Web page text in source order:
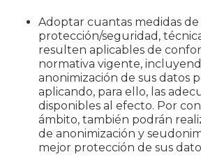
Adoptar cuantas medidas de
protección/seguridad,
resulten aplicables de
normativa vigente,
anonimización de sus datos
aplicando, para ello, las
disponibles al efecto. Por
ámbito, también podrán
de anonimización y
mejor protección de sus